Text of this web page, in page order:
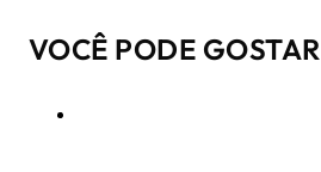
VOCÊ PODE GOSTAR